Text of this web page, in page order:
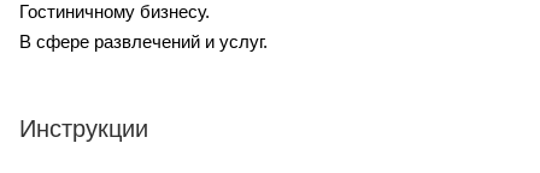
Гостиничному бизнесу.
В сфере развлечений и услуг.
Инструкции